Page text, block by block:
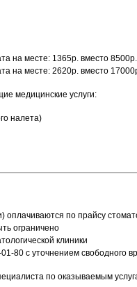
на месте: 1365р. вместо
на месте: 2620р. вместо
медицинские услуги:
налета)
по прайсу
ограничено
клиники
80 с уточнением свободного
по оказываемым